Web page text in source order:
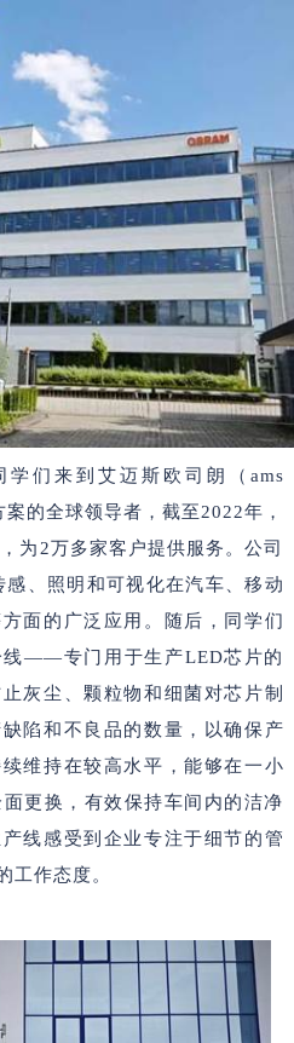
们来到艾迈斯欧司朗（ams
的全球领导者，截至2022年，
为2万多家客户提供服务。公司
、照明和可视化在汽车、移动
面的广泛应用。随后，同学们
线——专门用于生产LED芯片的
灰尘、颗粒物和细菌对芯片制
陷和不良品的数量，以确保产
维持在较高水平，能够在一小
更换，有效保持车间内的洁净
线感受到企业专注于细节的管
工作态度。